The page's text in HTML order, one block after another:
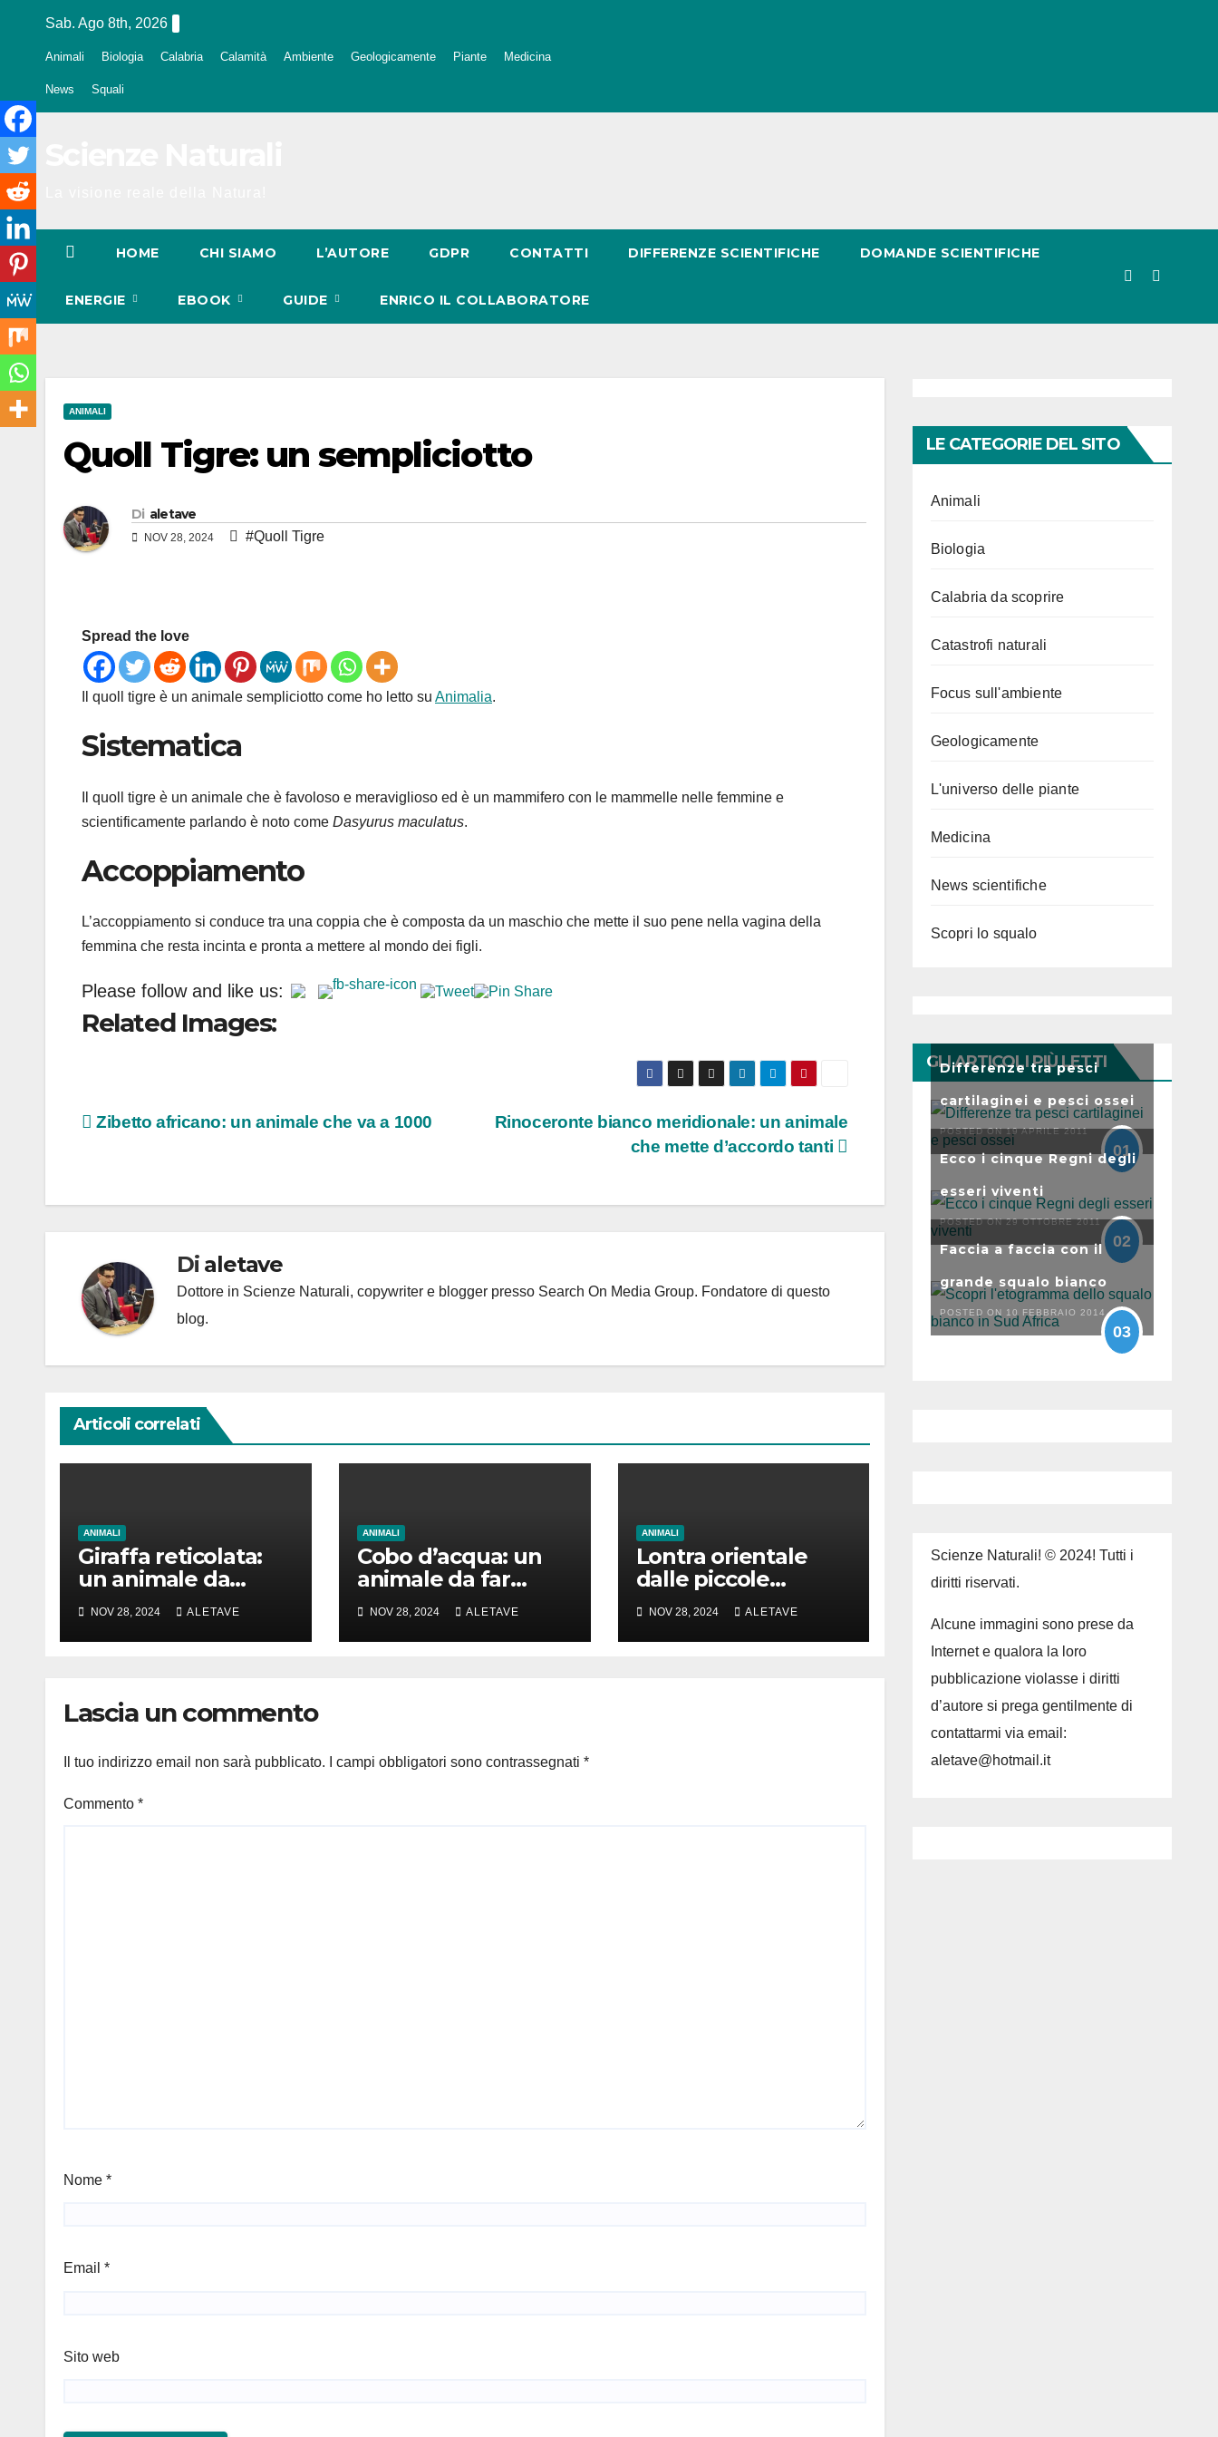
Sab. Ago 8th, 2026
Animali Biologia Calabria Calamità Ambiente Geologicamente Piante Medicina
News Squali
HOME CHI SIAMO L’AUTORE GDPR CONTATTI DIFFERENZE SCIENTIFICHE DOMANDE SCIENTIFICHE
ENERGIE EBOOK GUIDE ENRICO IL COLLABORATORE
ANIMALI
Quoll Tigre: un sempliciotto
Di aletave
NOV 28, 2024 #Quoll Tigre
Spread the love
Il quoll tigre è un animale sempliciotto come ho letto su Animalia.
Sistematica
Il quoll tigre è un animale che è favoloso e meraviglioso ed è un mammifero con le mammelle nelle femmine e
scientificamente parlando è noto come Dasyurus maculatus.
Accoppiamento
L’accoppiamento si conduce tra una coppia che è composta da un maschio che mette il suo pene nella vagina della
femmina che resta incinta e pronta a mettere al mondo dei figli.
Please follow and like us:
Related Images:
Navigazione
Rinoceronte bianco meridionale: un animale
che mette d’accordo tanti
Zibetto africano: un animale che va a 1000
Di aletave
Dottore in Scienze Naturali, copywriter e blogger presso Search On Media Group. Fondatore di questo
blog.
Articoli correlati
ANIMALI
Giraffa reticolata:
un animale da
amare
NOV 28, 2024 ALETAVE
ANIMALI
Cobo d’acqua: un
animale da far
girare la testa
NOV 28, 2024 ALETAVE
ANIMALI
Lontra orientale
dalle piccole
unghie: un vero
animale di cui
parlare
NOV 28, 2024 ALETAVE
Lascia un commento
Il tuo indirizzo email non sarà pubblicato. I campi obbligatori sono contrassegnati *
Commento *
Nome *
Email *
Sito web
LE CATEGORIE DEL SITO
Animali
Biologia
Calabria da scoprire
Catastrofi naturali
Focus sull'ambiente
Geologicamente
L'universo delle piante
Medicina
News scientifiche
Scopri lo squalo
GLI ARTICOLI PIÙ LETTI
Differenze tra pesci
cartilaginei e pesci ossei
POSTED ON 19 APRILE 2011
01
Ecco i cinque Regni degli
esseri viventi
POSTED ON 29 OTTOBRE 2011
02
Faccia a faccia con il
grande squalo bianco
POSTED ON 10 FEBBRAIO 2014
03
Scienze Naturali! © 2024! Tutti i
diritti riservati.
Alcune immagini sono prese da
Internet e qualora la loro
pubblicazione violasse i diritti
d’autore si prega gentilmente di
contattarmi via email:
aletave@hotmail.it